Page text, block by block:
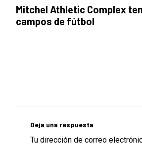
Mitchel Athletic Complex
campos de fútbol
Deja una respuesta
Tu dirección de correo